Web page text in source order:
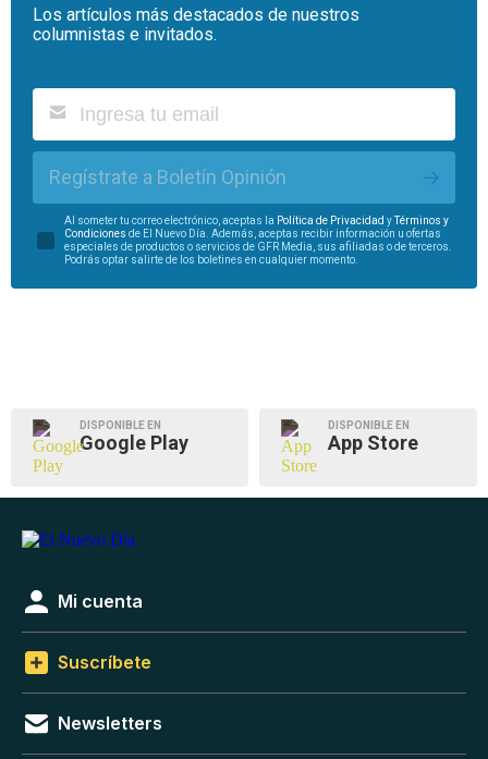
Los artículos más destacados de nuestros
columnistas e invitados.
Regístrate a Boletín Opinión
Al someter tu correo electrónico, aceptas la Política de Privacidad y
Términos y
Condiciones de El Nuevo Día. Además, aceptas recibir información u ofertas
especiales de productos o servicios de GFR Media, sus afiliadas o de terceros.
Podrás optar salirte de los boletines en cualquier momento.
DISPONIBLE EN
Google Play
DISPONIBLE EN
App Store
Mi cuenta
Suscríbete
Newsletters